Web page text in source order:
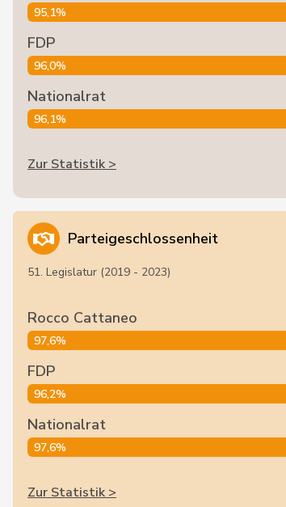
95,1%
FDP
96,0%
Nationalrat
96,1%
Zur Statistik >
Parteigeschlossenheit
51. Legislatur (2019 - 2023)
Rocco Cattaneo
97,6%
FDP
96,2%
Nationalrat
97,6%
Zur Statistik >